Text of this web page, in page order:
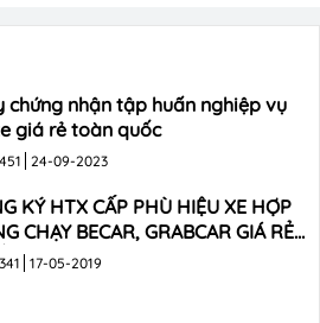
chứng nhận tập huấn nghiệp vụ
giá rẻ toàn quốc
24-09-2023
KÝ HTX CẤP PHÙ HIỆU XE HỢP
CHẠY BECAR, GRABCAR GIÁ RẺ
17-05-2019